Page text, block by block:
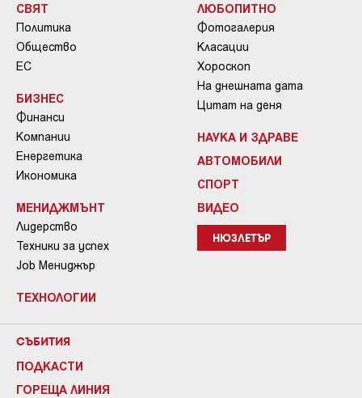
СВЯТ
Политика
Общество
ЕС
БИЗНЕС
Финанси
Компании
Енергетика
Икономика
МЕНИДЖМЪНТ
Лидерство
Техники за успех
Job Мениджър
ТЕХНОЛОГИИ
ЛЮБОПИТНО
Фотогалерия
Класации
Хороскоп
На днешната дата
Цитат на деня
НАУКА И ЗДРАВЕ
АВТОМОБИЛИ
СПОРТ
ВИДЕО
НЮЗЛЕТЪР
СЪБИТИЯ
ПОДКАСТИ
ГОРЕЩА ЛИНИЯ